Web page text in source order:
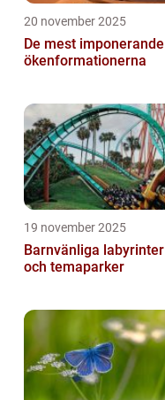
20 november 2025
De mest imponerande
ökenformationerna
19 november 2025
Barnvänliga labyrinter
och temaparker